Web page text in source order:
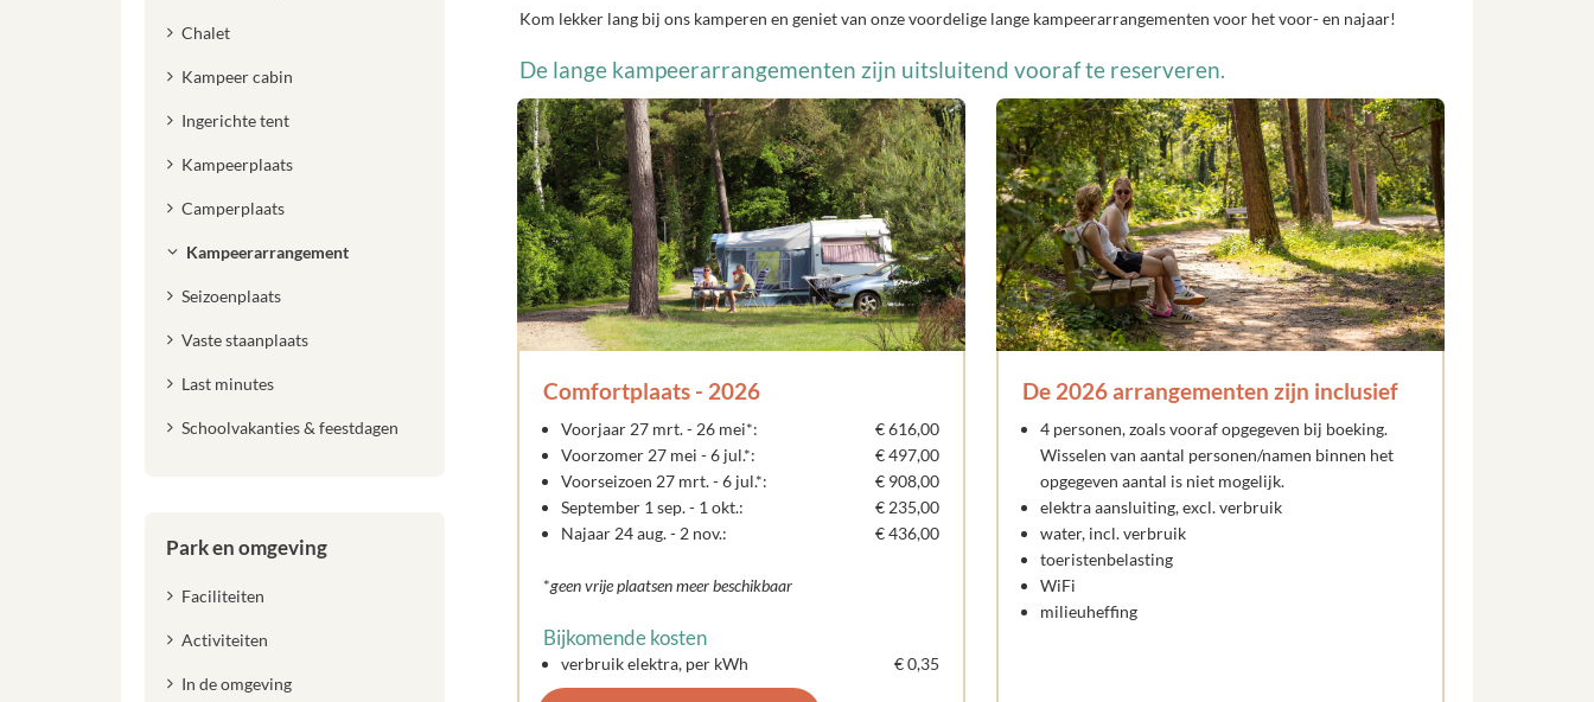
Kom lekker lang bij ons kamperen en geniet van onze voordelige lange kampeerarrangementen voor het voor- en najaar!
De lange kampeerarrangementen zijn uitsluitend vooraf te reserveren.
Comfortplaats - 2026
Voorjaar 27 mrt. - 26 mei*:
€ 616,00
Voorzomer 27 mei - 6 jul.*:
€ 497,00
Voorseizoen 27 mrt. - 6 jul.*:
€ 908,00
September 1 sep. - 1 okt.:
€ 235,00
Najaar 24 aug. - 2 nov.:
€ 436,00
*geen vrije plaatsen meer beschikbaar
Bijkomende kosten
verbruik elektra, per kWh € 0,35
De 2026 arrangementen zijn inclusief
4 personen, zoals vooraf opgegeven bij boeking.
Wisselen van aantal personen/namen binnen het
opgegeven aantal is niet mogelijk.
elektra aansluiting, excl. verbruik
water, incl. verbruik
toeristenbelasting
WiFi
milieuheffing
Chalet
Kampeer cabin
Ingerichte tent
Kampeerplaats
Camperplaats
Kampeerarrangement
Seizoenplaats
Vaste staanplaats
Last minutes
Schoolvakanties & feestdagen
Park en omgeving
Faciliteiten
Activiteiten
In de omgeving